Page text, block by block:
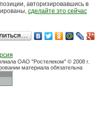
авторизировавшись в
сделайте это сейчас
ОАО "Ростелеком" © 2008 г.
материала обязательна